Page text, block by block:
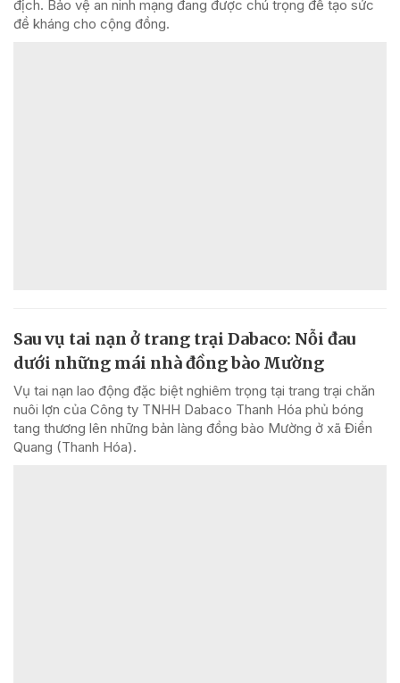
địch. Bảo vệ an ninh mạng đang được chú trọng để tạo sức
đề kháng cho cộng đồng.
Sau vụ tai nạn ở trang trại Dabaco: Nỗi đau
dưới những mái nhà đồng bào Mường
Vụ tai nạn lao động đặc biệt nghiêm trọng tại trang trại chăn
nuôi lợn của Công ty TNHH Dabaco Thanh Hóa phủ bóng
tang thương lên những bản làng đồng bào Mường ở xã Điền
Quang (Thanh Hóa).